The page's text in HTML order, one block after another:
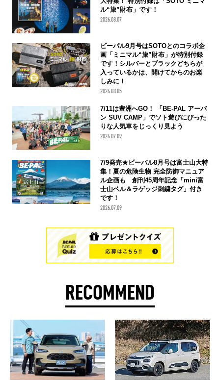
ル“旅”財布」です！
2026.08.07
ビーパル9月号はSOTOとのコラボ企
画「ミニマル“旅”財布」が特別付録
です！シルバーとブラックどちらが
入っているかは、開けてからのお楽
しみに！
2026.08.05
7/11は豊洲へGO！ 「BE-PAL アーバ
ン SUV CAMP」でソト遊びにぴった
りな人気車をじっくり見よう
2026.07.09
7/9発売★ビーパル8月号は富士山大特
集！夏の危険生物 完全防御マニュア
ル企画も 創刊45周年記念「mini富
士山ベル＆ラゲッジ刺繍タグ」付き
です！
2026.07.09
RECOMMEND